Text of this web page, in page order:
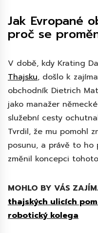
Jak Evropané
proč se
V době, kdy Krating
Thajsku, došlo k
obchodník Dietrich
jako manažer
služební cesty
Tvrdil, že mu pomohl
posunu, a právě to
změnil koncepci
MOHLO BY VÁS
thajských ulicích
robotický kolega